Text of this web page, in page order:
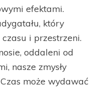
efektami.
który
i przestrzeni.
oddaleni od
nasze zmysły
może wydawać